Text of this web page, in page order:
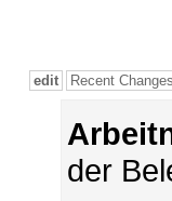
edit Recent Changes
der